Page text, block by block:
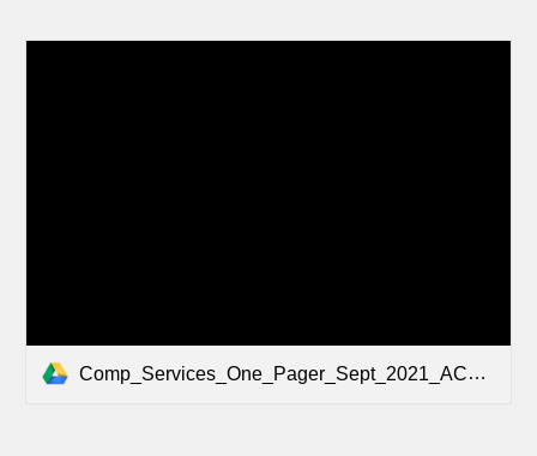
Comp_Services_One_Pager_Sept_2021_ACC.pdf